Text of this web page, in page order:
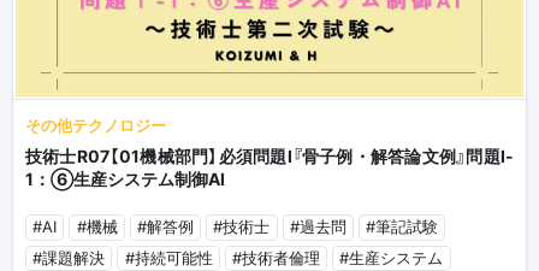
その他テクノロジー
技術士R07【01機械部門】必須問題Ⅰ『骨子例・解答論文例』問題Ⅰ-
1：⑥生産システム制御AI
#AI #機械 #解答例 #技術士 #過去問
#筆記試験
#課題解決
#持続可能性 #技術者倫理 #生産システム